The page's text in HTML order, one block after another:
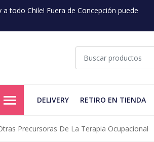
todo Chile! Fuera de Concepción puede
DELIVERY RETIRO EN TIENDA
Precursoras De La Terapia Ocupacional